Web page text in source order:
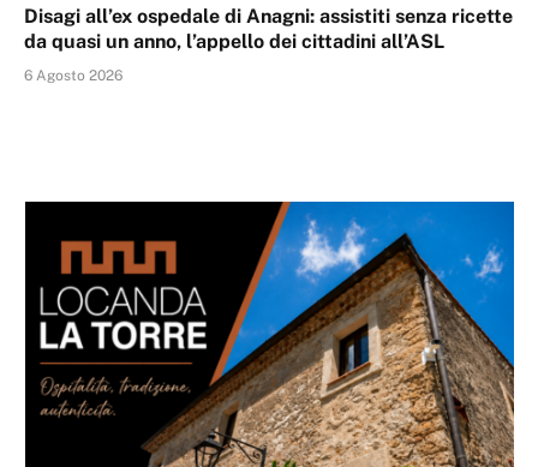
Disagi all’ex ospedale di Anagni: assistiti senza ricette
da quasi un anno, l’appello dei cittadini all’ASL
6 Agosto 2026